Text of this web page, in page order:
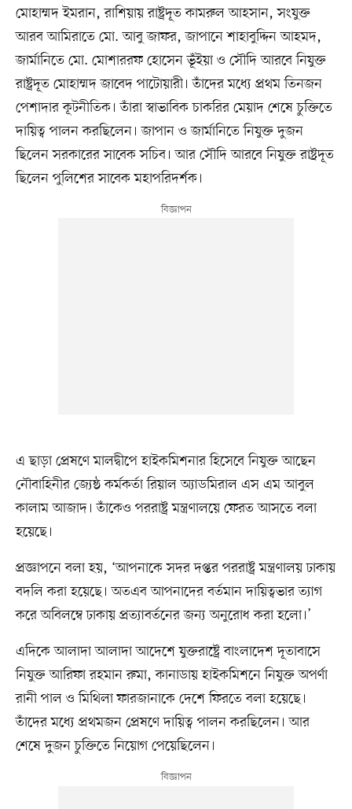
মোহাম্মদ ইমরান, রাশিয়ায় রাষ্ট্রদূত কামরুল আহসান, সংযুক্ত
আরব আমিরাতে মো. আবু জাফর, জাপানে শাহাবুদ্দিন আহমদ,
জার্মানিতে মো. মোশাররফ হোসেন ভূঁইয়া ও সৌদি আরবে নিযুক্ত
রাষ্ট্রদূত মোহাম্মদ জাবেদ পাটোয়ারী। তাঁদের মধ্যে প্রথম তিনজন
পেশাদার কূটনীতিক। তাঁরা স্বাভাবিক চাকরির মেয়াদ শেষে চুক্তিতে
দায়িত্ব পালন করছিলেন। জাপান ও জার্মানিতে নিযুক্ত দুজন
ছিলেন সরকারের সাবেক সচিব। আর সৌদি আরবে নিযুক্ত রাষ্ট৶দূত
ছিলেন পুলিশের সাবেক মহাপরিদর্শক।
এ ছাড়া প্রেষণে মালদ্বীপে হাইকমিশনার হিসেবে নিযুক্ত আছেন
নৌবাহিনীর জ্যেষ্ঠ কর্মকর্তা রিয়াল অ্যাডমিরাল এস এম আবুল
কালাম আজাদ। তাঁকেও পররাষ্ট্র মন্ত্রণালয়ে ফেরত আসতে বলা
হয়েছে।
প্রজ্ঞাপনে বলা হয়, ‘আপনাকে সদর দপ্তর পররাষ্ট্র মন্ত্রণালয় ঢাকায়
বদলি করা হয়েছে। অতএব আপনাদের বর্তমান দায়িত্বভার ত্যাগ
করে অবিলম্বে ঢাকায় প্রত্যাবর্তনের জন্য অনুরোধ করা হলো।’
এদিকে আলাদা আলাদা আদেশে যুক্তরাষ্ট্রে বাংলাদেশ দূতাবাসে
নিযুক্ত আরিফা রহমান রুমা, কানাডায় হাইকমিশনে নিযুক্ত অপর্ণা
রানী পাল ও মিথিলা ফারজানাকে দেশে ফিরতে বলা হয়েছে।
তাঁদের মধ্যে প্রথমজন প্রেষণে দায়িত্ব পালন করছিলেন। আর
শেষে দুজন চুক্তিতে নিয়োগ পেয়েছিলেন।